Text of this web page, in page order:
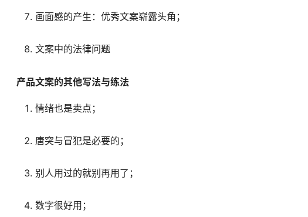
画面感的产生：优秀文案崭露头角；
文案中的法律问题
产品文案的其他写法与练法
情绪也是卖点；
唐突与冒犯是必要的；
别人用过的就别再用了；
数字很好用；